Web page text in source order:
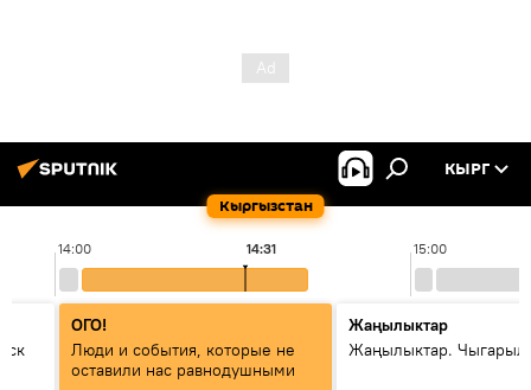
Кыргызстан
КЫРГ
14:00 15:00
14:31
ОГО!
Люди и события, которые не
оставили нас равнодушными
Жаңылыктар
Жаңылыктар.